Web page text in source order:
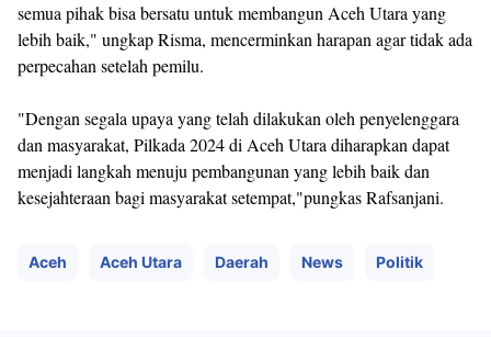
semua pihak bisa bersatu untuk membangun Aceh Utara yang
lebih baik," ungkap Risma, mencerminkan harapan agar tidak ada
perpecahan setelah pemilu.
"Dengan segala upaya yang telah dilakukan oleh penyelenggara
dan masyarakat, Pilkada 2024 di Aceh Utara diharapkan dapat
menjadi langkah menuju pembangunan yang lebih baik dan
kesejahteraan bagi masyarakat setempat,"pungkas Rafsanjani.
Aceh Aceh Utara Daerah News Politik